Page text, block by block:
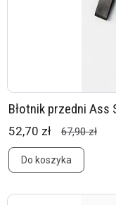
Błotnik przedni Ass
52,70 zł 67,90 zł
Do koszyka